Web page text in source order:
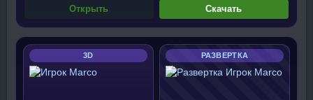
Открыть Скачать
3D РАЗВЕРТКА